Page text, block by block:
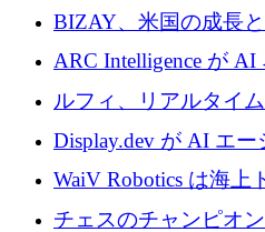
万ユーロを確保
BIZAY、米国の成長
めに5,500万ドルを確
ARC Intelligence が
ットフォームを拡大
ルフィ、リアルタイ
810万ポンドを確保
Display.dev が AI エ
コラボレーションを
WaiV Robotics は海上
1 つをどのように解決
チェスのチャンピオ